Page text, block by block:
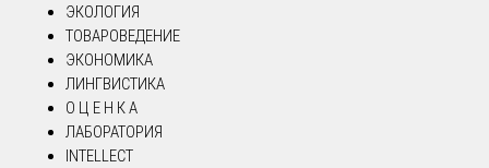
ЭКОЛОГИЯ
ТОВАРОВЕДЕНИЕ
ЭКОНОМИКА
ЛИНГВИСТИКА
О Ц Е Н К А
ЛАБОРАТОРИЯ
INTELLECT